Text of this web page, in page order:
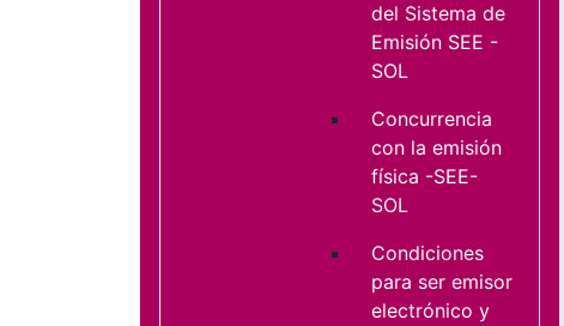
del Sistema de
Emisión SEE -
SOL
Concurrencia
con la emisión
física -SEE-
SOL
Condiciones
para ser emisor
electrónico y